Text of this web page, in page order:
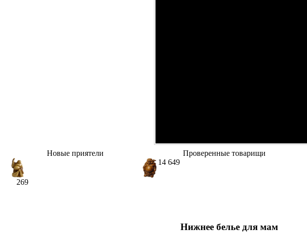
Новые приятели
269
Проверенные товарищи
14 649
Нижнее белье для мам